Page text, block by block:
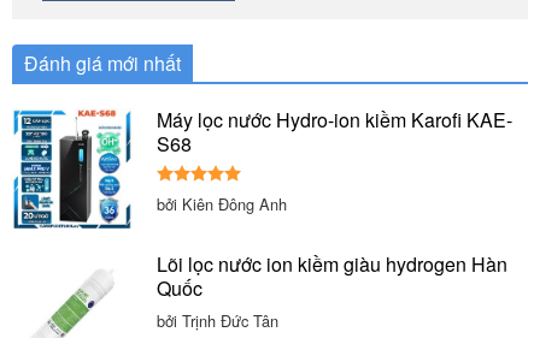
Đánh giá mới nhất
Máy lọc nước Hydro-ion kiềm Karofi KAE-
S68
Được xếp
hạng55
bởi Kiên Đông Anh
Lõi lọc nước ion kiềm giàu hydrogen Hàn
Quốc
bởi Trịnh Đức Tân